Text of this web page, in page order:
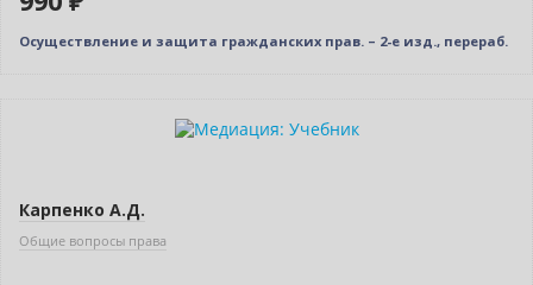
Осуществление и защита гражданских прав. – 2-е изд., перераб.
Карпенко А.Д.
Общие вопросы права